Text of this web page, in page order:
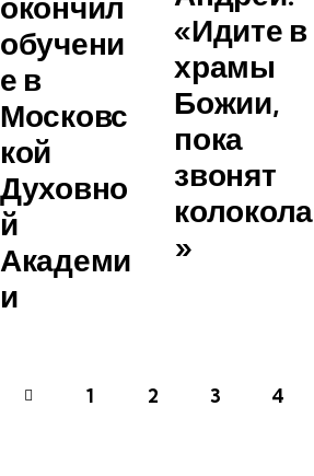
обучени
е в
Московс
кой
Духовно
й
Академи
и
«Идите в
храмы
Божии,
пока
звонят
колокола
»
1 2 3 4